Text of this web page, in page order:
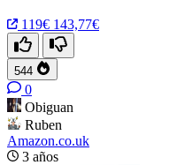
119€ 143,77€
544
0
Obiguan
Ruben
Amazon.co.uk
3 años